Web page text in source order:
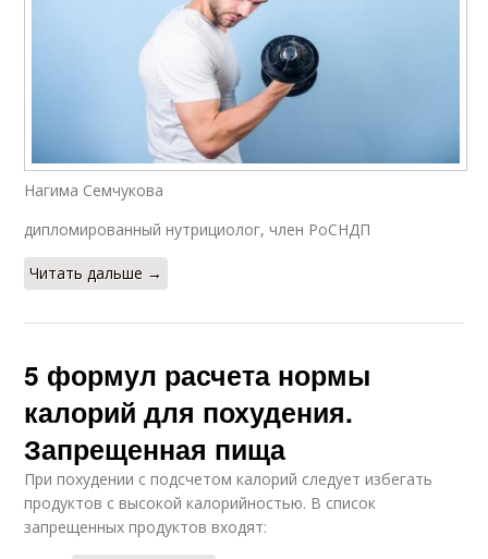
Нагима Семчукова
дипломированный нутрициолог, член РоСНДП
Читать дальше →
5 формул расчета нормы
калорий для похудения.
Запрещенная пища
При похудении с подсчетом калорий следует избегать
продуктов с высокой калорийностью. В список
запрещенных продуктов входят: